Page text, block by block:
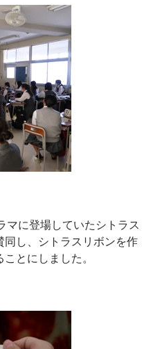
マに登場していたシトラス
同し、シトラスリボンを作
とにしました。